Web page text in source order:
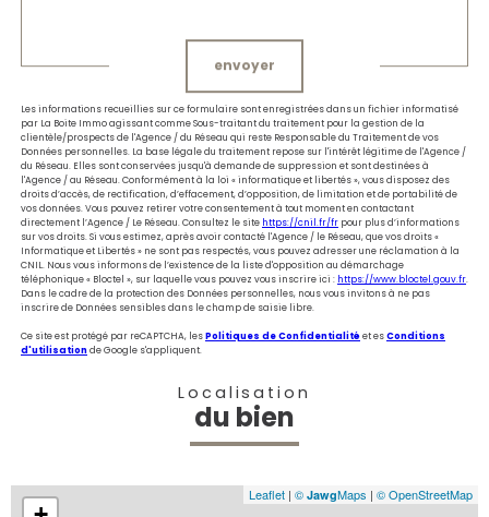
envoyer
Les informations recueillies sur ce formulaire sont enregistrées dans un fichier informatisé
par La Boite Immo agissant comme Sous-traitant du traitement pour la gestion de la
clientèle/prospects de l'Agence / du Réseau qui reste Responsable du Traitement de vos
Données personnelles. La base légale du traitement repose sur l'intérêt légitime de l'Agence /
du Réseau. Elles sont conservées jusqu'à demande de suppression et sont destinées à
l'Agence / au Réseau. Conformément à la loi « informatique et libertés », vous disposez des
droits d’accès, de rectification, d’effacement, d’opposition, de limitation et de portabilité de
vos données. Vous pouvez retirer votre consentement à tout moment en contactant
directement l’Agence / Le Réseau. Consultez le site https://cnil.fr/fr pour plus d’informations
sur vos droits. Si vous estimez, après avoir contacté l'Agence / le Réseau, que vos droits «
Informatique et Libertés » ne sont pas respectés, vous pouvez adresser une réclamation à la
CNIL. Nous vous informons de l’existence de la liste d'opposition au démarchage
téléphonique « Bloctel », sur laquelle vous pouvez vous inscrire ici : https://www.bloctel.gouv.fr.
Dans le cadre de la protection des Données personnelles, nous vous invitons à ne pas
inscrire de Données sensibles dans le champ de saisie libre.
Ce site est protégé par reCAPTCHA, lesPolitiques de Confidentialitéet esConditions
d'utilisationde Google s'appliquent.
Localisation
du bien
Leaflet | © JawgMaps | © OpenStreetMap